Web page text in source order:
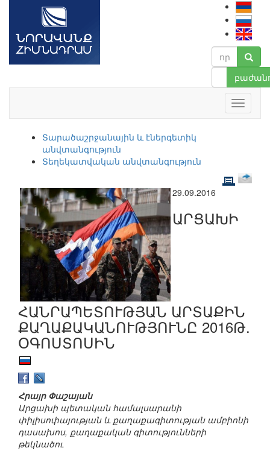
Տարածաշրջանային և էներգետիկ
անվտանգություն
Տեղեկատվական անվտանգություն
29.09.2016
ԱՐՑԱԽԻ
ՀԱՆՐԱՊԵՏՈՒԹՅԱՆ ԱՐՏԱՔԻՆ
ՔԱՂԱՔԱԿԱՆՈՒԹՅՈՒՆԸ 2016Թ.
ՕԳՈՍՏՈՍԻՆ
Հրայր Փաշայան
Արցախի պետական համալսարանի
փիլիսոփայության և քաղաքագիտության ամբիոնի
դասախոս, քաղաքական գիտությունների
թեկնածու